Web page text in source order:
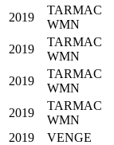
2019
TARMAC
WMN
2019
TARMAC
WMN
2019
TARMAC
WMN
2019
TARMAC
WMN
2019
VENGE